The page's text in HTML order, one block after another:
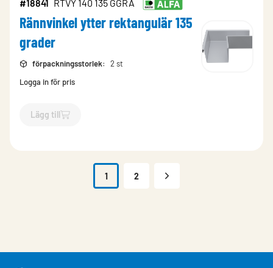
#18841 RTVY 140 135 GGRA
Rännvinkel ytter rektangulär 135
grader
förpackningsstorlek:
2 st
Logga in för pris
Lägg till
`$Lägg till
1 2